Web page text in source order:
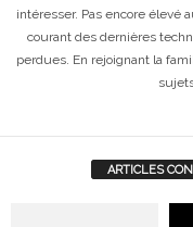
intéresser. Pas encore élevé
courant des dernières
perdues. En rejoignant la
ARTICLES